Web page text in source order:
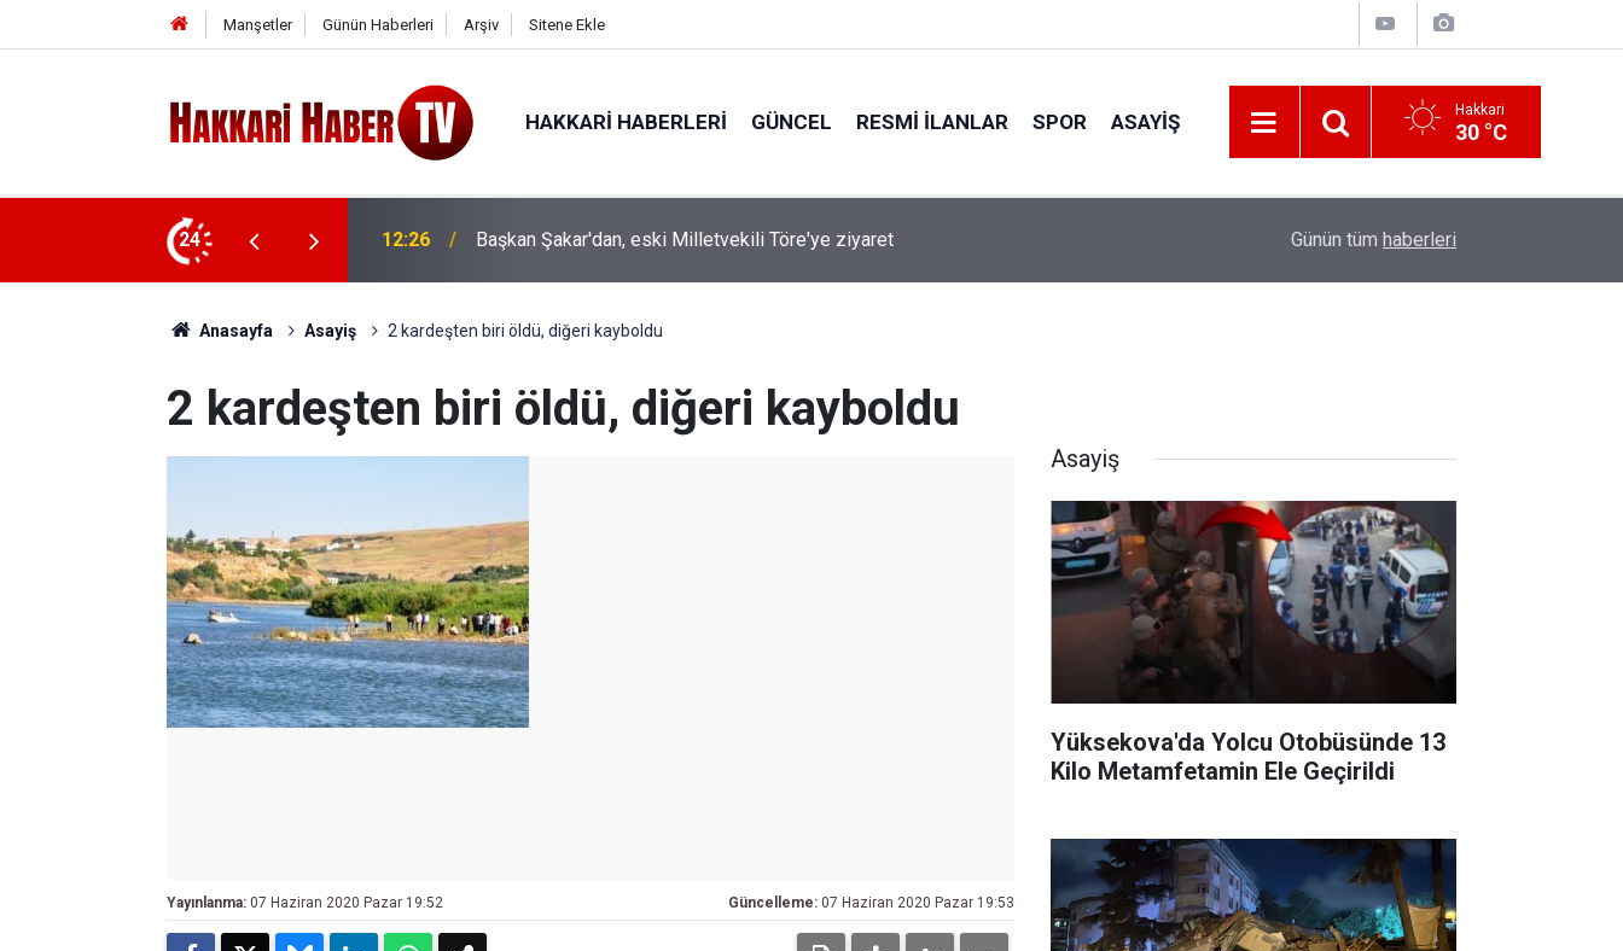
Manşetler Günün Haberleri Arşiv Sitene Ekle
HAKKARI HABERLERI GÜNCEL RESMI İLANLAR SPOR ASAYIŞ Hakkari
30 °C
24 12:13 PKK İlk Aşamada Erbil ve Süleymaniye'de silah bırakacak Serê Kaniyê'ye büyük dönüş başlıyor: İlk kafile
Günün tüm haberleri
Anasayfa Asayiş 2 kardeşten biri öldü, diğeri kayboldu
2 kardeşten biri öldü, diğeri kayboldu
Yayınlanma: 07 Haziran 2020 Pazar 19:52 Güncelleme: 07 Haziran 2020 Pazar 19:53
Asayiş
Yüksekova'da Yolcu Otobüsünde 13
Kilo Metamfetamin Ele Geçirildi